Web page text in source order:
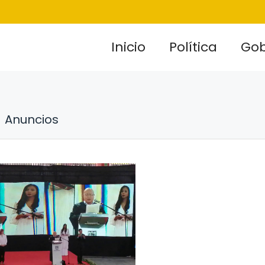
Inicio Política
Anuncios